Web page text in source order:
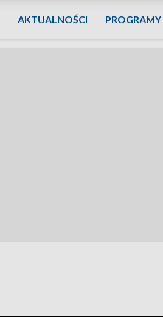
AKTUALNOŚCI PROGRAMY